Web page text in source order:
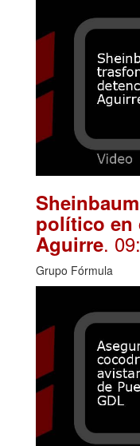
político en
Aguirre.
Grupo Fórmula